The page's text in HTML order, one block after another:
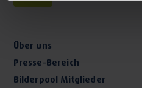
Über uns
Presse-Bereich
Bilderpool Mitglieder